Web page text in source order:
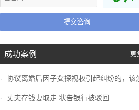
提交咨询
成功案例 更
协议离婚后因子女探视权引起纠纷的，该怎么
丈夫存钱妻取走 状告银行被驳回